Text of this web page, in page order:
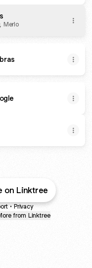
Merlo
on Linktree
• Privacy
from Linktree